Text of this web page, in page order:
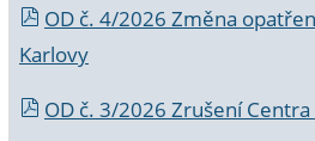
OD č. 4/2026 Změna
Karlovy
OD č. 3/2026 Zrušení